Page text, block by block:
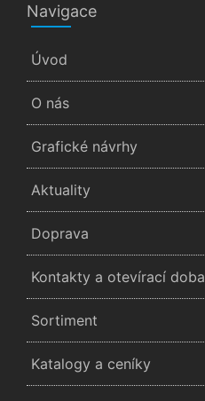
Navigace
Úvod
O nás
Grafické návrhy
Aktuality
Doprava
Kontakty a otevírací doba
Sortiment
Katalogy a ceníky